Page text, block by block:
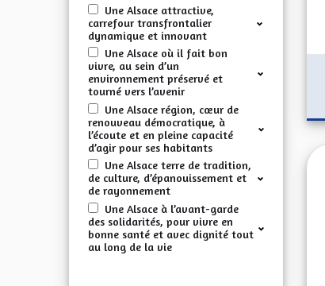
Une Alsace attractive,
carrefour transfrontalier
dynamique et innovant
Une Alsace où il fait bon
vivre, au sein d’un
environnement préservé et
tourné vers l’avenir
Une Alsace région, cœur de
renouveau démocratique, à
l’écoute et en pleine capacité
d’agir pour ses habitants
Une Alsace terre de tradition,
de culture, d’épanouissement et
de rayonnement
Une Alsace à l’avant-garde
des solidarités, pour vivre en
bonne santé et avec dignité tout
au long de la vie